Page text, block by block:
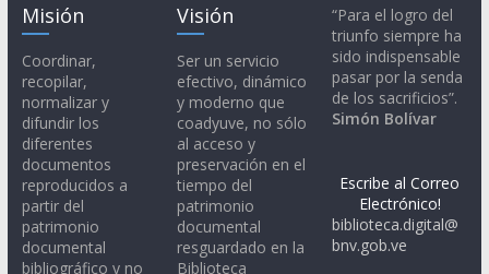
Misión
Coordinar,
recopilar,
normalizar y
difundir los
diferentes
documentos
reproducidos a
partir del
patrimonio
documental
bibliográfico y no
Visión
Ser un servicio
efectivo, dinámico
y moderno que
coadyuve, no sólo
al acceso y
preservación en el
tiempo del
patrimonio
documental
resguardado en la
Biblioteca
“Para el logro del
triunfo siempre ha
sido indispensable
pasar por la senda
de los sacrificios”.
Simón Bolívar
Escribe al Correo
Electrónico!
biblioteca.digital@
bnv.gob.ve